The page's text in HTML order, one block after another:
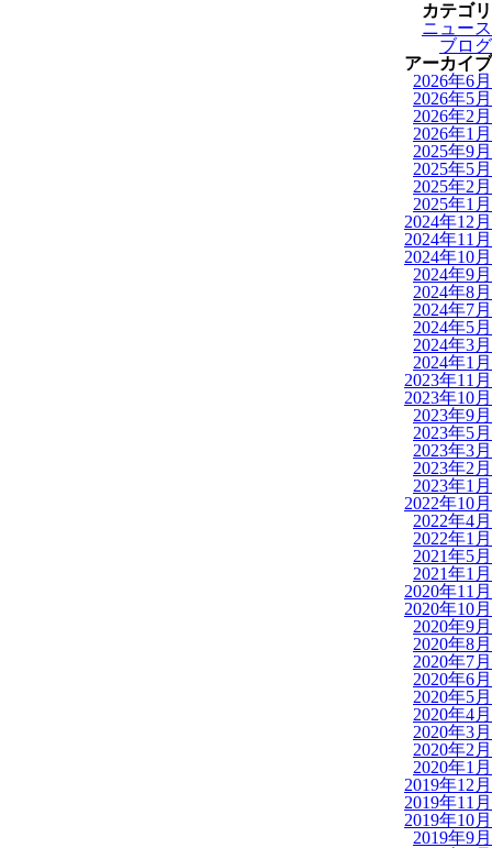
カテゴリ
ニュース
ブログ
アーカイブ
2026年6月
2026年5月
2026年2月
2026年1月
2025年9月
2025年5月
2025年2月
2025年1月
2024年12月
2024年11月
2024年10月
2024年9月
2024年8月
2024年7月
2024年5月
2024年3月
2024年1月
2023年11月
2023年10月
2023年9月
2023年5月
2023年3月
2023年2月
2023年1月
2022年10月
2022年4月
2022年1月
2021年5月
2021年1月
2020年11月
2020年10月
2020年9月
2020年8月
2020年7月
2020年6月
2020年5月
2020年4月
2020年3月
2020年2月
2020年1月
2019年12月
2019年11月
2019年10月
2019年9月